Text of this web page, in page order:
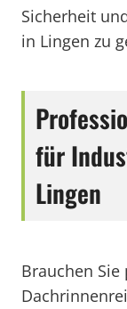
Sicherheit
in Lingen zu
für
Lingen
Brauchen